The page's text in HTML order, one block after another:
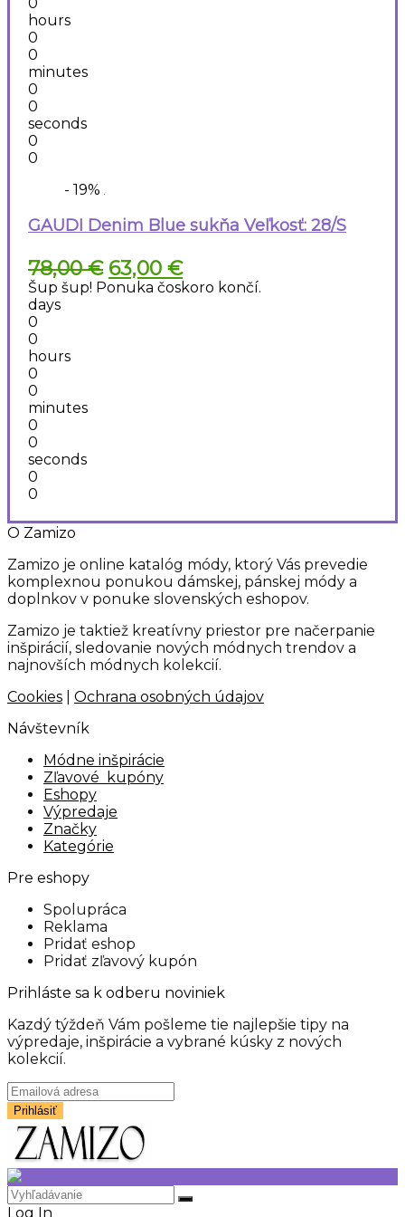
hours
0
0
minutes
0
0
seconds
0
0
- 19%
GAUDI Denim Blue sukňa Veľkosť: 28/S
78,00€ Pôvodná
cena
bola:
63,00 €Aktuálna
cena
je:
Šup šup! Ponuka čoskoro končí.
days
0
0
hours
0
0
minutes
0
0
seconds
0
0
O Zamizo
Zamizo je online katalóg módy, ktorý Vás prevedie
komplexnou ponukou dámskej, pánskej módy a
doplnkov v ponuke slovenských eshopov.
Zamizo je taktiež kreatívny priestor pre načerpanie
inšpirácií, sledovanie nových módnych trendov a
najnovších módnych kolekcií.
Cookies
Ochrana osobných údajov
Návštevník
Módne inšpirácie
Zľavové kupóny
Eshopy
Výpredaje
Značky
Kategórie
Pre eshopy
Spolupráca
Reklama
Pridať eshop
Pridať zľavový kupón
Prihláste sa k odberu noviniek
Kazdý týždeň Vám pošleme tie najlepšie tipy na
výpredaje, inšpirácie a vybrané kúsky z nových
kolekcií.
Log In